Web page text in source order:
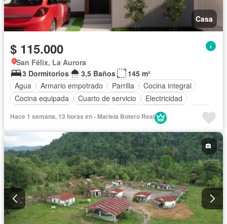
Casa
$ 115.000
San Félix, La Aurora
3 Dormitorios
3,5 Baños
145 m²
Agua
Armario empotrado Parrilla
Cocina integral
Cocina equipada
Cuarto de servicio
Electricidad
Garita de guardianía
Patio
Vista panorámica
Hace 1 semana, 13 horas en - Mariela Botero Real